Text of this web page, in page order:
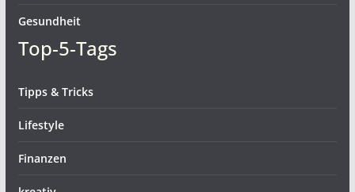
Gesundheit
Top-5-Tags
Tipps & Tricks
Lifestyle
Finanzen